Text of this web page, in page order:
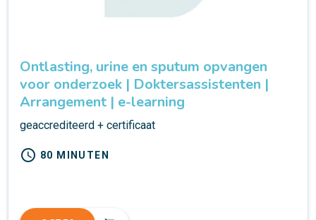
Ontlasting, urine en sputum opvangen
voor onderzoek | Doktersassistenten |
Arrangement | e-learning
geaccrediteerd + certificaat
schedule 80 MINUTEN